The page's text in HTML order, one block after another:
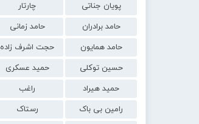
پویان جناتی
چارتار
حامد برادران
حامد زمانی
حامد همایون
حجت اشرف زاده
حسین توکلی
حمید عسکری
حمید هیراد
راغب
رامین بی باک
رستاک